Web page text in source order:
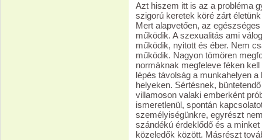
Azt hiszem itt is az a probléma
szigorú keretek köré zárt
Mert alapvetően, az
működik. A szexualitás ami
működik, nyitott és éber. Nem
működik. Nagyon tömören
normáknak megfeleve féken
lépés távolság a munkahelyen
helyeken. Sértésnek,
villamoson valaki emberként
ismeretlenül, spontán
személyiségünkre, egyrészt
szándékú érdeklődő és a
közeledők között. Másrészt